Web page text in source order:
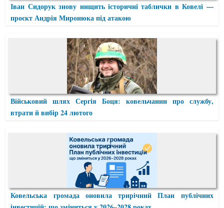
Іван Сидорук знову нищить історичні таблички в Ковелі —
проєкт Андрія Миронюка під атакою
Військовий шлях Сергія Боця: ковельчанин про службу,
втрати й вибір 24 лютого
Ковельська громада оновила трирічний План публічних